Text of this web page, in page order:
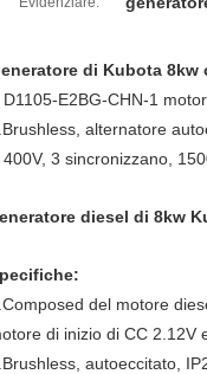
di Kubota
D1105-E2BG-CHN-1
alternatore
400V, 3 sincronizzano,
diesel di 8kw
del motore
di inizio di CC 2.12V
autoeccitato,